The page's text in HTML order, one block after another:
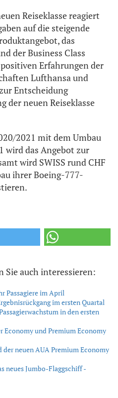
Reiseklasse reagiert
auf die steigende
das
der Business Class
Erfahrungen der
Lufthansa und
Entscheidung
der neuen Reiseklasse
2021 mit dem Umbau
wird das Angebot zur
wird SWISS rund CHF
ihrer Boeing-777-
Sie auch interessieren:
Passagiere im April
im ersten Quartal
in den ersten
Economy und Premium Economy
neuen AUA Premium Economy
neues Jumbo-Flaggschiff -